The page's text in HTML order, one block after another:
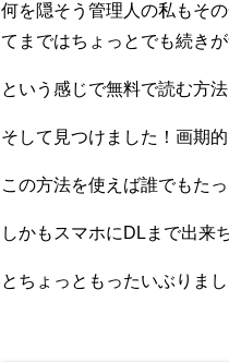
何を隠そう管理人の私もそ
てまではちょっとでも続き
という感じで無料で読む方
そして見つけました！画期的
この方法を使えば誰でもた
しかもスマホにDLまで出来
とちょっともったいぶりま